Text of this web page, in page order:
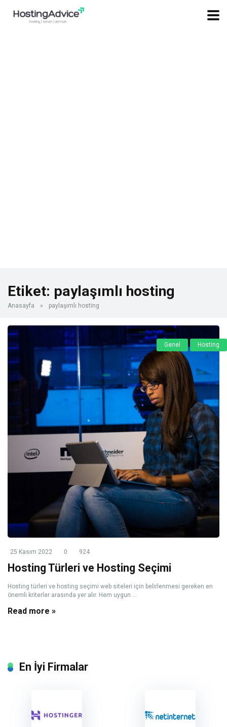
Etiket: paylaşımlı hosting
Anasayfa » paylaşımlı hosting
Genel Hosting
25 Kasım 2022 0 924
Hosting Türleri ve Hosting Seçimi
Hosting türleri ve hosting seçimi web siteleri için belirlenmesi gereken en
önemli kriterler arasında yer alır. Hem uygun ...
Read more »
En İyi Firmalar